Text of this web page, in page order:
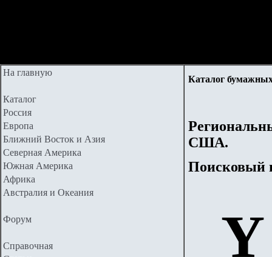
На главную
Каталог
Россия
Европа
Ближний Восток и Азия
Северная Америка
Южная Америка
Африка
Австралия и Океания
Форум
Справочная
Каталог
США.
Поисковый
Y